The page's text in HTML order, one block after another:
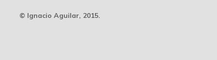
© Ignacio Aguilar, 2015.